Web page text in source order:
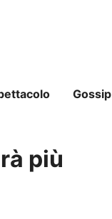
Gossip
più